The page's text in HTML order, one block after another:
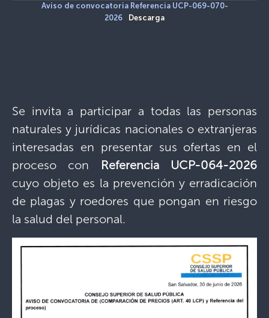
Aviso de convocatoria Referencia UCP-069-070-
2026
Descarga
Se invita a participar a todas las personas
naturales y jurídicas nacionales o extranjeras
interesadas en presentar sus ofertas en el
proceso con Referencia UCP-064-2026
cuyo objeto es la prevención y erradicación
de plagas y roedores que pongan en riesgo
la salud del personal.